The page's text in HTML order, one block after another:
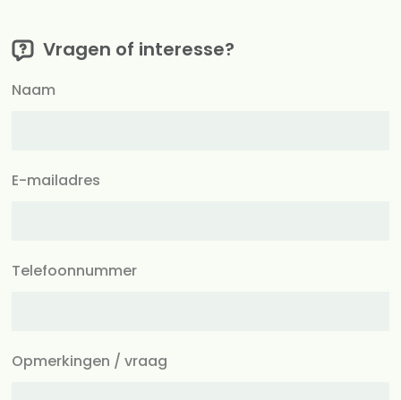
Vragen of interesse?
Naam
E-mailadres
Telefoonnummer
Opmerkingen / vraag